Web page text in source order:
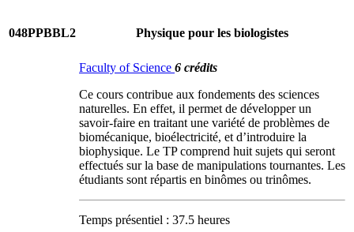
048PPBBL2 Physique pour les biologistes
Faculty of Science 6 crédits
Ce cours contribue aux fondements des sciences
naturelles. En effet, il permet de développer un
savoir-faire en traitant une variété de problèmes de
biomécanique, bioélectricité, et d’introduire la
biophysique. Le TP comprend huit sujets qui seront
effectués sur la base de manipulations tournantes. Les
étudiants sont répartis en binômes ou trinômes.
Temps présentiel : 37.5 heures